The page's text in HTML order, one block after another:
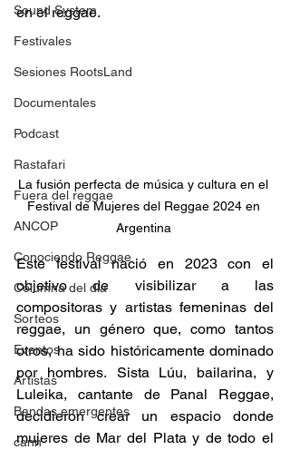
Sound System
Festivales
Sesiones RootsLand
Documentales
Podcast
Rastafari
Fuera del reggae
ANCOP
Conociendo Reggae
Columna del día
Sorteos
Eventos
Artistas
Bandas emergentes
cann
en el reggae.
La fusión perfecta de música y cultura en el
Festival de Mujeres del Reggae 2024 en
Argentina
Este festival nació en 2023 con el
objetivo de visibilizar a las
compositoras y artistas femeninas del
reggae, un género que, como tantos
otros, ha sido históricamente dominado
por hombres. Sista Lúu, bailarina, y
Luleika, cantante de Panal Reggae,
decidieron crear un espacio donde
mujeres de Mar del Plata y de todo el